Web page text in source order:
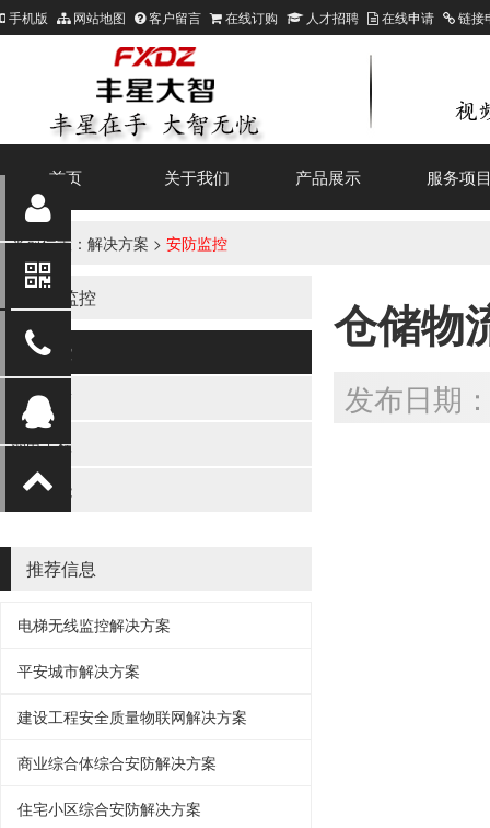
手机版 网站地图 客户留言 在线订购 人才招聘 在线申请 链接
首页 关于我们 产品展示 服务项
当前位置： 解决方案 > 安防监控
安防监控
安防监控
智能报警
弱电工程
人工智能
推荐信息
电梯无线监控解决方案
平安城市解决方案
建设工程安全质量物联网解决方案
商业综合体综合安防解决方案
住宅小区综合安防解决方案
仓储物
发布日期